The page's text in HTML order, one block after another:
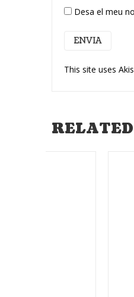
Desa el meu
This site uses